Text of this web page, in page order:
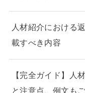
人材紹介における
載すべき内容
【完全ガイド】人
と注意点、例文も